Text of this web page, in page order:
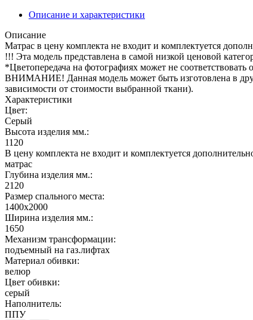
Описание и характеристики
Описание
Матрас в цену комплекта не входит и комплектуется
!!! Эта модель представлена в самой низкой ценовой
*Цветопередача на фотографиях может не соответствовать
ВНИМАНИЕ! Данная модель может быть изготовлена в
зависимости от стоимости выбранной ткани).
Характеристики
Цвет:
Серый
Высота изделия мм.:
1120
В цену комплекта не входит и комплектуется
матрас
Глубина изделия мм.:
2120
Размер спального места:
1400х2000
Ширина изделия мм.:
1650
Механизм трансформации:
подъемный на газ.лифтах
Материал обивки:
велюр
Цвет обивки:
серый
Наполнитель:
ППУ